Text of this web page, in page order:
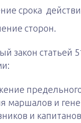
срока
сторон.
закон статьей
маршалов и
и